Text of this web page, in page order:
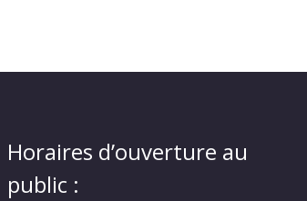
Horaires d’ouverture au
public :